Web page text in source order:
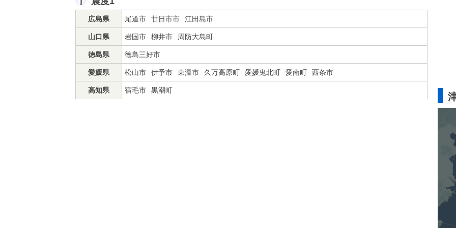
広島県 尾道市 廿日市市 江田島市
山口県 岩国市 柳井市 周防大島町
徳島県 徳島三好市
愛媛県 松山市 伊予市 東温市 久万高原町 愛媛鬼北町 愛南町 西条市
高知県 宿毛市 黒潮町